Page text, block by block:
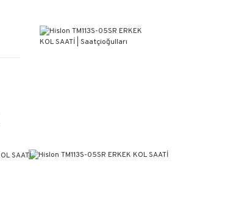
WEB SİTESİNE ÖZEL FİYATLAR
KAÇIRILMAYACAK FIRSATLAR